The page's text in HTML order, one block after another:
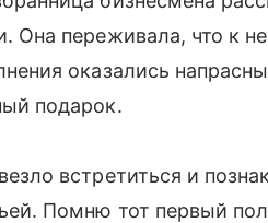
Она переживала, что к
оказались
подарок.
встретиться и
Помню тот первый